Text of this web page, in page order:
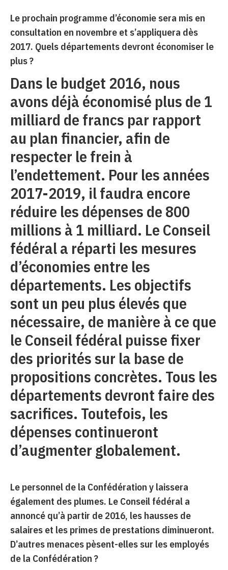
Le prochain programme d’économie sera mis en
consultation en novembre et s’appliquera dès
2017. Quels départements devront économiser le
plus ?
Dans le budget 2016, nous
avons déjà économisé plus de 1
milliard de francs par rapport
au plan financier, afin de
respecter le frein à
l’endettement. Pour les années
2017-2019, il faudra encore
réduire les dépenses de 800
millions à 1 milliard. Le Conseil
fédéral a réparti les mesures
d’économies entre les
départements. Les objectifs
sont un peu plus élevés que
nécessaire, de manière à ce que
le Conseil fédéral puisse fixer
des priorités sur la base de
propositions concrètes. Tous les
départements devront faire des
sacrifices. Toutefois, les
dépenses continueront
d’augmenter globalement.
Le personnel de la Confédération y laissera
également des plumes. Le Conseil fédéral a
annoncé qu’à partir de 2016, les hausses de
salaires et les primes de prestations diminueront.
D’autres menaces pèsent-elles sur les employés
de la Confédération ?